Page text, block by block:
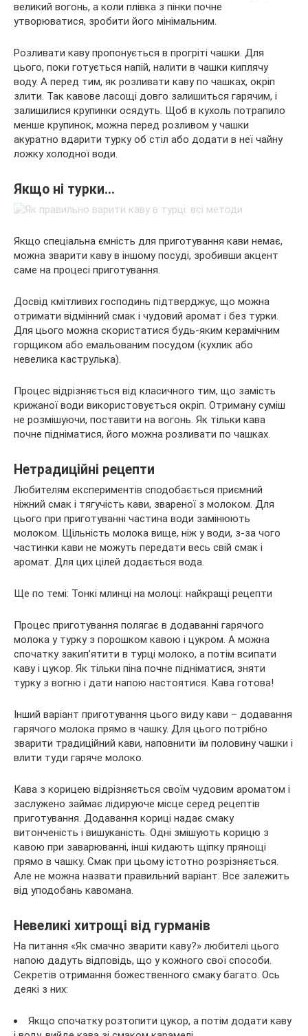
великий вогонь, а коли плівка з пінки почне
утворюватися, зробити його мінімальним.
Розливати каву пропонується в прогріті чашки. Для
цього, поки готується напій, налити в чашки киплячу
воду. А перед тим, як розливати каву по чашках, окріп
злити. Так кавове ласощі довго залишиться гарячим, і
залишилися крупинки осядуть. Щоб в кухоль потрапило
менше крупинок, можна перед розливом у чашки
акуратно вдарити турку об стіл або додати в неї чайну
ложку холодної води.
Якщо ні турки…
Якщо спеціальна ємність для приготування кави немає,
можна зварити каву в іншому посуді, зробивши акцент
саме на процесі приготування.
Досвід кмітливих господинь підтверджує, що можна
отримати відмінний смак і чудовий аромат і без турки.
Для цього можна скористатися будь-яким керамічним
горщиком або емальованим посудом (кухлик або
невелика каструлька).
Процес відрізняється від класичного тим, що замість
крижаної води використовується окріп. Отриману суміш
не розмішуючи, поставити на вогонь. Як тільки кава
почне підніматися, його можна розливати по чашках.
Нетрадиційні рецепти
Любителям експериментів сподобається приємний
ніжний смак і тягучість кави, звареної з молоком. Для
цього при приготуванні частина води замінюють
молоком. Щільність молока вище, ніж у води, з-за чого
частинки кави не можуть передати весь свій смак і
аромат. Для цих цілей додається вода.
Ще по темі: Тонкі млинці на молоці: найкращі рецепти
Процес приготування полягає в додаванні гарячого
молока у турку з порошком кавою і цукром. А можна
спочатку закип’ятити в турці молоко, а потім всипати
каву і цукор. Як тільки піна почне підніматися, зняти
турку з вогню і дати напою настоятися. Кава готова!
Інший варіант приготування цього виду кави – додавання
гарячого молока прямо в чашку. Для цього потрібно
зварити традиційний кави, наповнити їм половину чашки і
влити туди гаряче молоко.
Кава з корицею відрізняється своїм чудовим ароматом і
заслужено займає лідируюче місце серед рецептів
приготування. Додавання кориці надає смаку
витонченість і вишуканість. Одні змішують корицю з
кавою при заварюванні, інші кидають щіпку прянощі
прямо в чашку. Смак при цьому істотно розрізняється.
Але не можна назвати правильний варіант. Все залежить
від уподобань кавомана.
Невеликі хитрощі від гурманів
На питання «Як смачно зварити каву?» любителі цього
напою дадуть відповідь, що у кожного свої способи.
Секретів отримання божественного смаку багато. Ось
деякі з них:
Якщо спочатку розтопити цукор, а потім додати каву